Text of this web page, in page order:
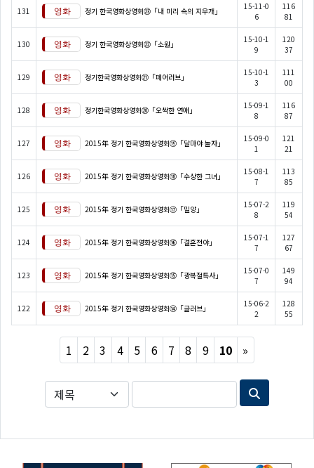
131 정기 한국영화상영회㉓「내 미리 속의 지우개」
15-11-0
6
116
81
130 정기 한국영화상영회㉒「소원」
15-10-1
9
120
37
129 정기한국영화상영회㉑「페어러브」
15-10-1
3
111
00
128 정기한국영화상영회⑳「오싹한 연애」
15-09-1
8
116
87
127 2015年 정기 한국영화상영회⑲「달마야 놀자」
15-09-0
1
121
21
126 2015年 정기 한국영화상영회⑱「수상한 그녀」
15-08-1
7
113
85
125 2015年 정기 한국영화상영회⑰「밀양」
15-07-2
8
119
54
124 2015年 정기 한국영화상영회⑯「결혼전야」
15-07-1
7
127
67
123 2015年 정기 한국영화상영회⑮「광복절특사」
15-07-0
7
149
94
122 2015年 정기 한국영화상영회⑭「글러브」
15-06-2
2
128
55
1 2 3 4 5 6 7 8 9 10 »